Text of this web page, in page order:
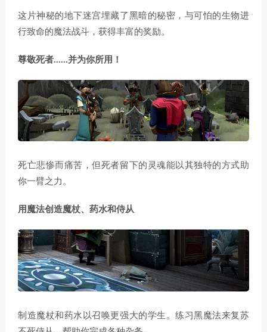
这片神秘的地下迷宫埋藏了黑暗的秘密，与可怕的生物进
行致命的魔法战斗，获得丰富的奖励。
尊敬死者……并为你所用！
死亡悲惨而痛苦，但死者留下的灵魂能以其独特的方式助
你一臂之力。
用魔法创造魔杖、药水和侍从
制造魔杖和药水以召唤更强大的学生。练习黑魔法来复苏